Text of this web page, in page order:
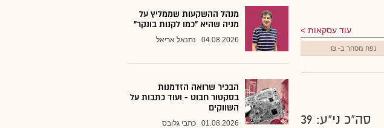
עוד עסקאות
נפח מסחר ב- ₪
סה"כ ני"ע: 39
מנהל ההשקעות שממליץ על
מניה שהיא "כמו לקנות בונקר"
04.08.2026 נתנאל אריאל
הבכיר שרואה הזדמנות
בסקטור חבוט - ועוד כתבות על
השווקים
01.08.2026 כתבי גלובס